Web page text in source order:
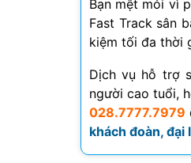
Visa lao động Việt Nam
Công văn nhập cảnh
Visa Campuchia
Visa Ấn Độ
Visa Dubai
Bạn mệt mỏi vì
Fast Track sân
kiệm tối đa thời
Dịch vụ hỗ trợ
người cao tuổi,
028.7777.7979
khách đoàn, đại